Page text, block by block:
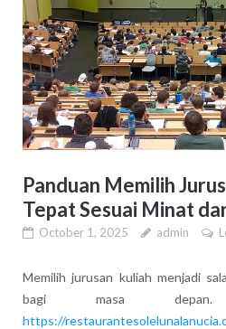
Panduan Memilih
Tepat Sesuai Minat
October 1, 2025 admin
Memilih jurusan kuliah menjadi
bagi masa
https://